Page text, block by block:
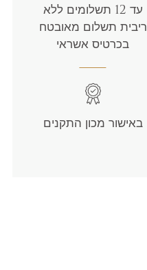
עד 12 תשלומים ללא
ריבית תשלום מאובטח
בכרטיס אשראי
באישור מכון התקנים